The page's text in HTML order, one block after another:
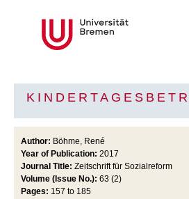
Author: Böhme, René
Year of Publication: 2017
Journal Title: Zeitschrift für Sozialreform
Volume (Issue No.): 63 (2)
Pages: 157 to 185